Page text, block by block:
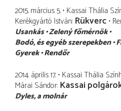
2015. március 5. Kassai Thália
Kerékgyártó István Rükverc
Usankás Zelený főmérnök
Bodó és egyéb szerepekben
Gyerek Rendőr
2014. április 17. Kassai Thália
Márai Sándor Kassai
Dyles a molnár